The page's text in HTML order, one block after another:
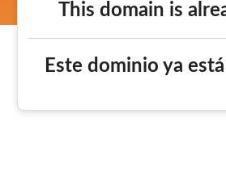
This domain is
Este dominio ya